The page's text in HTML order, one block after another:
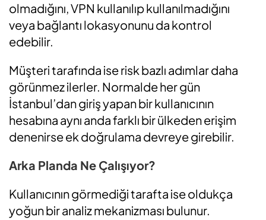
olmadığını, VPN kullanılıp kullanılmadığını
veya bağlantı lokasyonunu da kontrol
edebilir.
Müşteri tarafında ise risk bazlı adımlar daha
görünmez ilerler. Normalde her gün
İstanbul’dan giriş yapan bir kullanıcının
hesabına aynı anda farklı bir ülkeden erişim
denenirse ek doğrulama devreye girebilir.
Arka Planda Ne Çalışıyor?
Kullanıcının görmediği tarafta ise oldukça
yoğun bir analiz mekanizması bulunur.